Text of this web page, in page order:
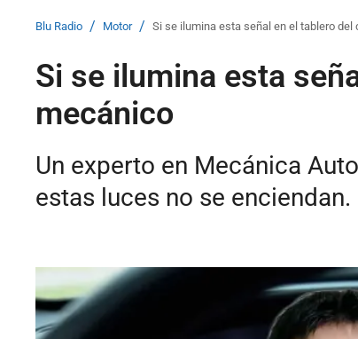
Blu Radio / Motor / Si se ilumina esta señal en el tablero
Si se ilumina esta
mecánico
Un experto en Mecánica
estas luces no se enciendan.